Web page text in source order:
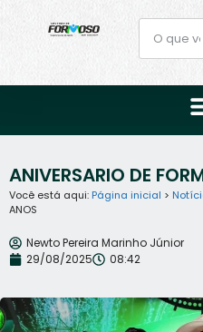
ANIVERSARIO DE
Você está aqui: Página inicial >
ANOS
Newto Pereira Marinho Júnior
29/08/2025
08:42